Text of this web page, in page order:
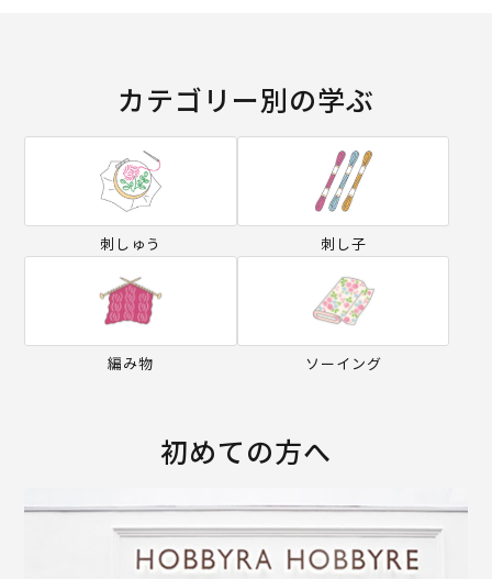
カテゴリー別の学ぶ
刺しゅう 刺し子
編み物 ソーイング
初めての方へ